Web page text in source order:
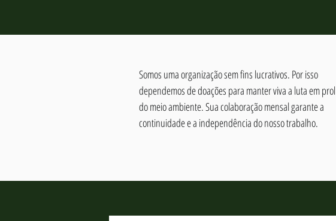
Somos uma organização sem fins lucrativos. Por isso
dependemos de doações para manter viva a luta em prol
do meio ambiente. Sua colaboração mensal garante a
continuidade e a independência do nosso trabalho.